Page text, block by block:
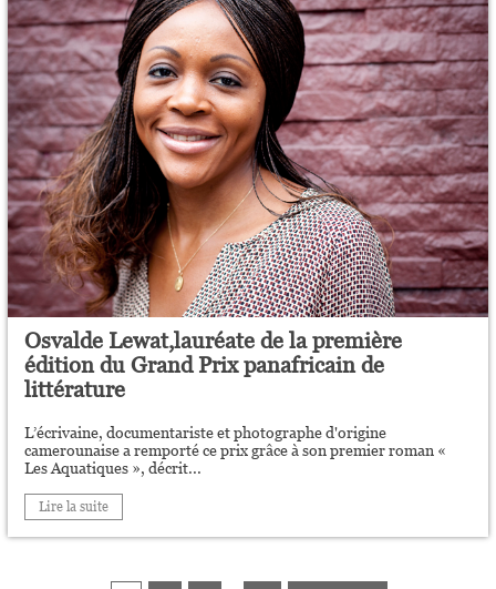
Osvalde Lewat,lauréate de la première
édition du Grand Prix panafricain de
littérature
L’écrivaine, documentariste et photographe d'origine
camerounaise a remporté ce prix grâce à son premier roman «
Les Aquatiques », décrit...
Lire la suite